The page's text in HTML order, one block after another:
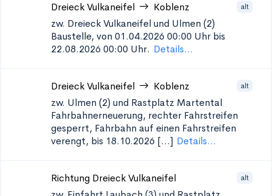
Dreieck Vulkaneifel Koblenz alt
zw. Dreieck Vulkaneifel und Ulmen (2)
Baustelle, von 01.04.2026 00:00 Uhr bis
22.08.2026 00:00 Uhr. Details...
Dreieck Vulkaneifel Koblenz alt
zw. Ulmen (2) und Rastplatz Martental
Fahrbahnerneuerung, rechter Fahrstreifen
gesperrt, Fahrbahn auf einen Fahrstreifen
verengt, bis 18.10.2026 [...] Details...
Richtung Dreieck Vulkaneifel alt